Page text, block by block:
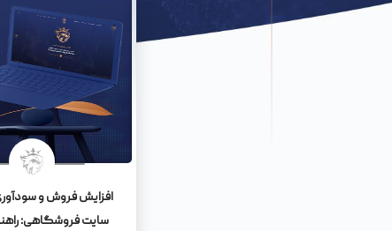
افزایش فروش و
سایت فروشگاهی: